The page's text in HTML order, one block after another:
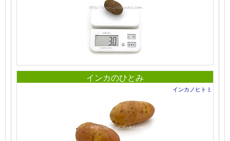
インカのひとみ
インカノヒトミ